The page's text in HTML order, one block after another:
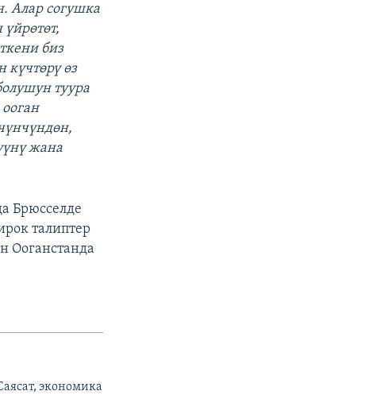
Алар согушка
биз
күчтөрү өз
туура
жана
Брюсселде
талиптер
Ооганстанда
экономика